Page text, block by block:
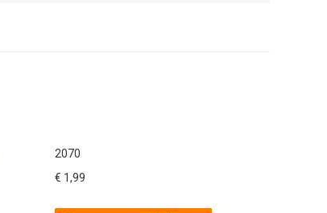
2070
€ 1,99